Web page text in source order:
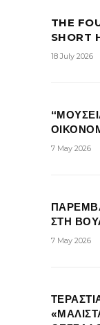
THE
SHORT
18 July 2026
7 May 2026
ΣΤΗ
7 May 2026